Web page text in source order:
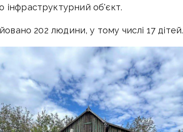
інфраструктурний об'єкт.
202 людини, у тому числі 17 дітей.